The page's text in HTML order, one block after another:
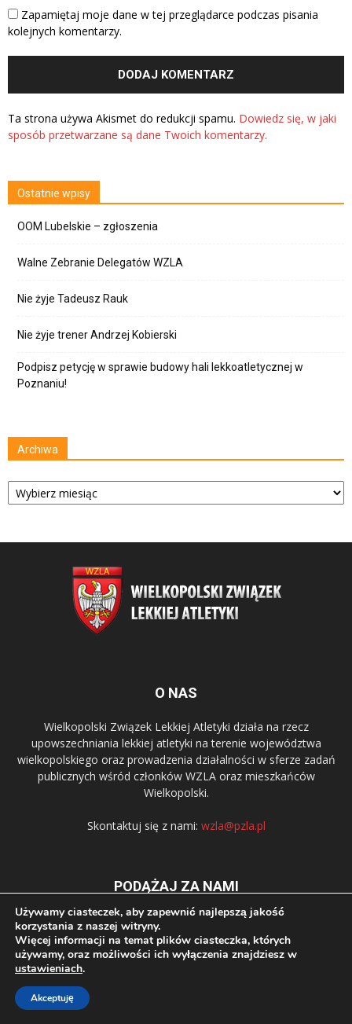
Zapamiętaj moje dane w tej przeglądarce podczas pisania
kolejnych komentarzy.
Ta strona używa Akismet do redukcji spamu. Dowiedz się, w jaki
sposób przetwarzane są dane Twoich komentarzy.
Ostatnie wpisy
OOM Lubelskie – zgłoszenia
Walne Zebranie Delegatów WZLA
Nie żyje Tadeusz Rauk
Nie żyje trener Andrzej Kobierski
Podpisz petycję w sprawie budowy hali lekkoatletycznej w
Poznaniu!
Archiwa
Archiwa
O NAS
Wielkopolski Związek Lekkiej Atletyki działa na rzecz
upowszechniania lekkiej atletyki na terenie województwa
wielkopolskiego oraz prowadzenia działalności w sferze zadań
publicznych wśród członków WZLA oraz mieszkańców
Wielkopolski.
Skontaktuj się z nami: wzla@pzla.pl
PODĄŻAJ ZA NAMI
© 2016 Wielkopolski Związek Lekkiej Atletyki.
Używamy ciasteczek, aby zapewnić najlepszą jakość
korzystania z naszej witryny.
Więcej informacji na temat plików ciasteczka, których
używamy, oraz możliwości ich wyłączenia znajdziesz w
ustawieniach.
Akceptuję